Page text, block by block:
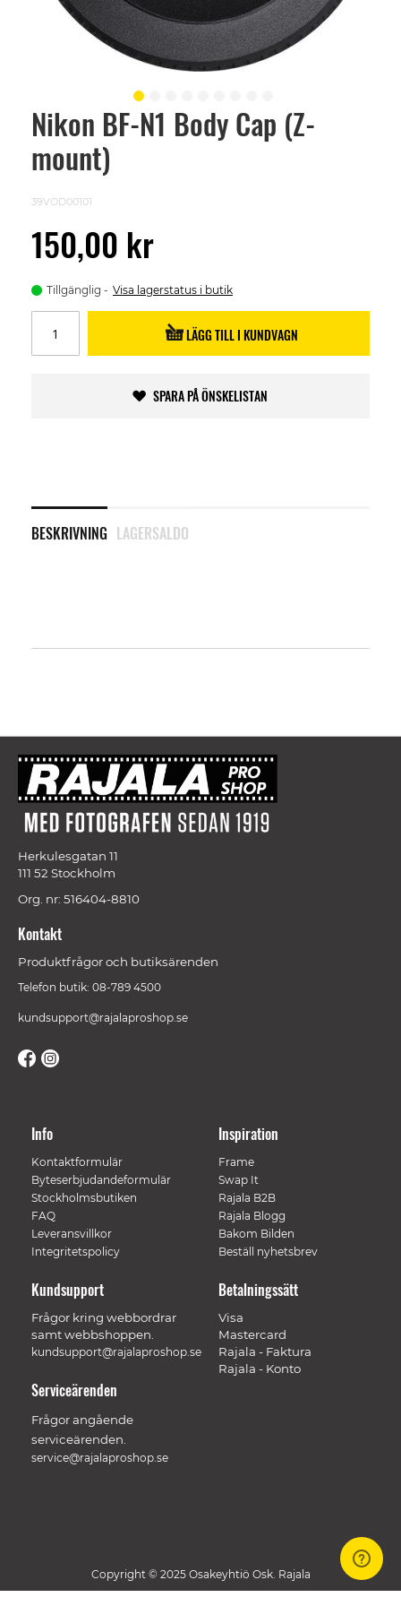
Nikon BF-N1 Body Cap (Z-
mount)
39VOD00101
150,00 kr
Tillgänglig Visa lagerstatus i butik
LÄGG TILL I KUNDVAGN
SPARA PÅ ÖNSKELISTAN
BESKRIVNING LAGERSALDO
Skip
beginning
images
Herkulesgatan 11
111 52 Stockholm
Org. nr: 516404-8810
Kontakt
Produktfrågor och butiksärenden
Telefon butik: 08-789 4500
kundsupport@rajalaproshop.se
Info
Kontaktformulär
Byteserbjudandeformulär
Stockholmsbutiken
FAQ
Leveransvillkor
Integritetspolicy
Inspiration
Frame
Swap It
Rajala B2B
Rajala Blogg
Bakom Bilden
Beställ nyhetsbrev
Betalningssätt
Visa
Mastercard
Rajala - Faktura
Rajala - Konto
Kundsupport
Frågor kring webbordrar
samt webbshoppen.
kundsupport@rajalaproshop.se
Serviceärenden
Frågor angående
serviceärenden.
service@rajalaproshop.se
Copyright © 2025 Osakeyhtiö Osk. Rajala